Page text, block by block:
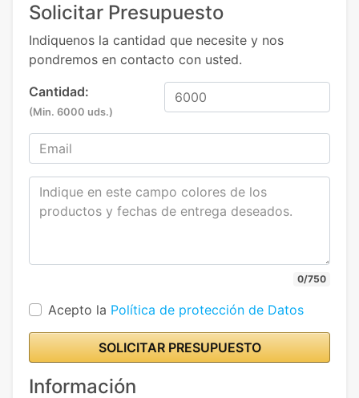
Solicitar Presupuesto
Indiquenos la cantidad que necesite y nos
pondremos en contacto con usted.
Cantidad:
(Min. 6000 uds.)
0/750
Acepto la Política de protección de Datos
SOLICITAR PRESUPUESTO
Información